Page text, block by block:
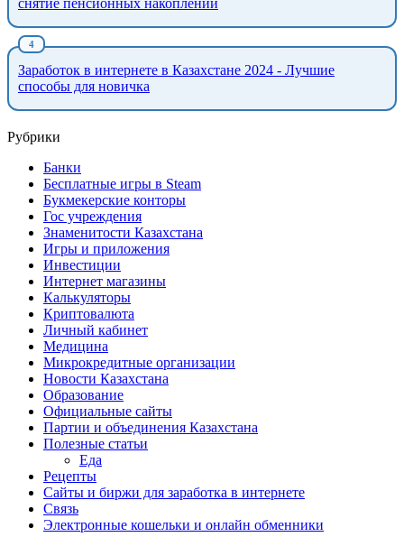
Заработок в интернете в Казахстане 2024 - Лучшие
способы для новичка
Рубрики
Банки
Бесплатные игры в Steam
Букмекерские конторы
Гос учреждения
Знаменитости Казахстана
Игры и приложения
Инвестиции
Интернет магазины
Калькуляторы
Криптовалюта
Личный кабинет
Медицина
Микрокредитные организации
Новости Казахстана
Образование
Официальные сайты
Партии и объединения Казахстана
Полезные статьи
Еда
Рецепты
Сайты и биржи для заработка в интернете
Связь
Электронные кошельки и онлайн обменники